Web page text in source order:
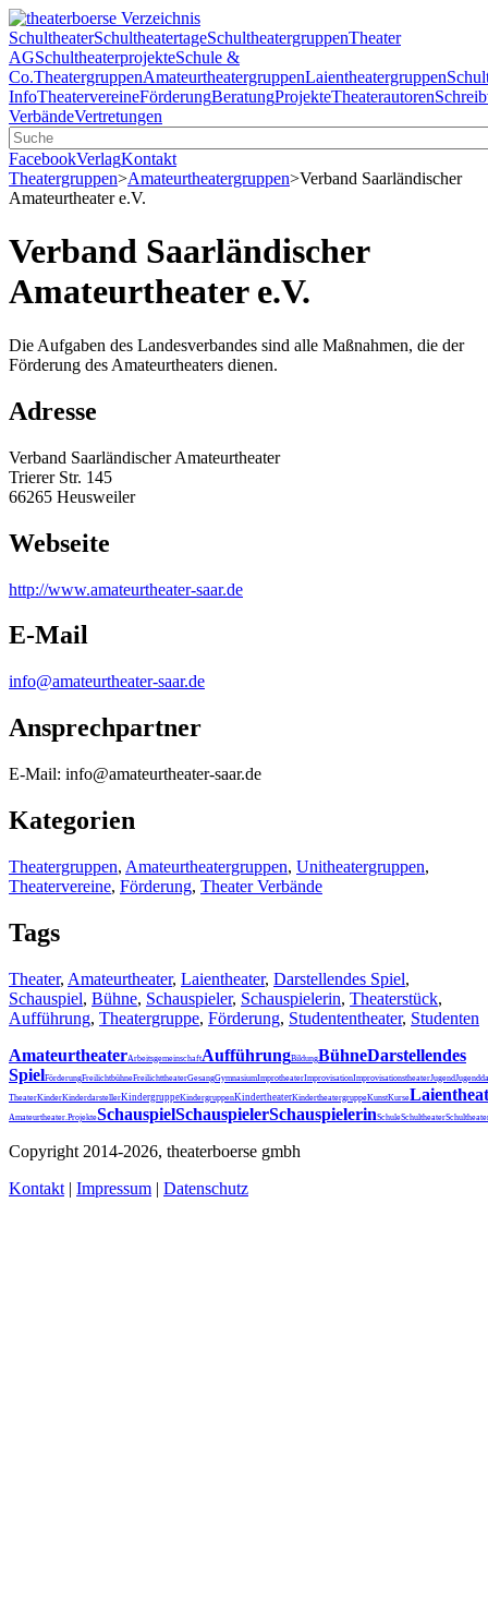
SchultheaterSchultheatertageSchultheatergruppenTheater
AGSchultheaterprojekteSchule &
Co.TheatergruppenAmateurtheatergruppenLaientheatergruppen
InfoTheatervereineFörderungBeratungProjekteTheaterautoren
VerbändeVertretungen
FacebookVerlagKontakt
Theatergruppen>Amateurtheatergruppen>Verband Saarländischer
Amateurtheater e.V.
Verband Saarländischer
Amateurtheater e.V.
Die Aufgaben des Landesverbandes sind alle Maßnahmen, die der
Förderung des Amateurtheaters dienen.
Adresse
Verband Saarländischer Amateurtheater
Trierer Str. 145
66265 Heusweiler
Webseite
http://www.amateurtheater-saar.de
E-Mail
info@amateurtheater-saar.de
Ansprechpartner
E-Mail: info@amateurtheater-saar.de
Kategorien
Theatergruppen, Amateurtheatergruppen, Unitheatergruppen,
Theatervereine, Förderung, Theater Verbände
Tags
Theater, Amateurtheater, Laientheater, Darstellendes Spiel,
Schauspiel, Bühne, Schauspieler, Schauspielerin, Theaterstück,
Aufführung, Theatergruppe, Förderung, Studententheater, Studenten
AmateurtheaterArbeitsgemeinschaftAufführungBildungBühneDarstellendes
SpielFörderungFreilichtbühneFreilichttheaterGesangGymnasiumImprotheaterImprovisationImprovisationstheaterJugend
TheaterKinderKinderdarstellerKindergruppeKindergruppenKindertheaterKindertheatergruppeKunstKurse
Amateurtheater. ProjekteSchauspielSchauspielerSchauspielerinSchuleSchultheater
Copyright 2014-2026, theaterboerse gmbh
Kontakt | Impressum | Datenschutz